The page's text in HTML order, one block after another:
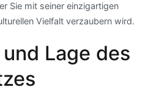
Sie mit seiner einzigartigen
Vielfalt verzaubern wird.
Lage des